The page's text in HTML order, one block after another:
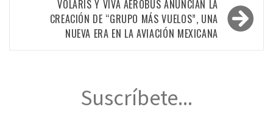
entradasVOLARIS Y VIVA AEROBUS ANUNCIAN LA
CREACIÓN DE “GRUPO MÁS VUELOS”, UNA
NUEVA ERA EN LA AVIACIÓN MEXICANA
Suscríbete...